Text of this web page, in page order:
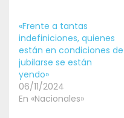
«Frente a tantas
indefiniciones, quienes
están en condiciones de
jubilarse se están
yendo»
06/11/2024
En «Nacionales»